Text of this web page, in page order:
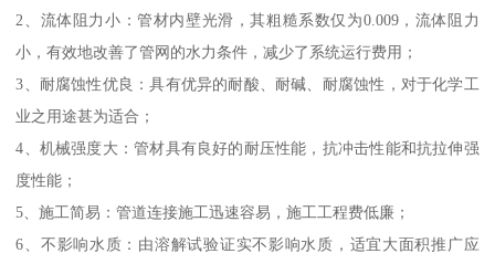
2、流体阻力小：管材内壁光滑，其粗糙系数仅为0.009，流体阻力
小，有效地改善了管网的水力条件，减少了系统运行费用；
3、耐腐蚀性优良：具有优异的耐酸、耐碱、耐腐蚀性，对于化学工
业之用途甚为适合；
4、机械强度大：管材具有良好的耐压性能，抗冲击性能和抗拉伸强
度性能；
5、施工简易：管道连接施工迅速容易，施工工程费低廉；
6、不影响水质：由溶解试验证实不影响水质，适宜大面积推广应